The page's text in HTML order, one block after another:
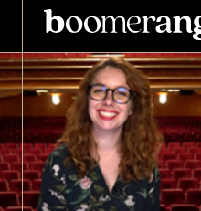
Pasar al contenido principal
Imagen